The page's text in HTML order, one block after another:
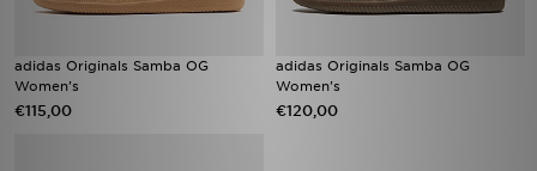
adidas Originals Samba OG
Women's
€115,00
adidas Originals Samba OG
Women's
€120,00